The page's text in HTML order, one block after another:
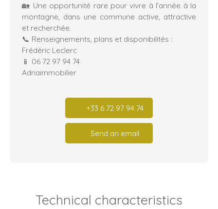
🏡 Une opportunité rare pour vivre à l’année à la
montagne, dans une commune active, attractive
et recherchée.
📞 Renseignements, plans et disponibilités :
Frédéric Leclerc
📱 06 72 97 94 74
Adriaimmobilier
+33 6 72 97 94 74
Send an email
Technical characteristics